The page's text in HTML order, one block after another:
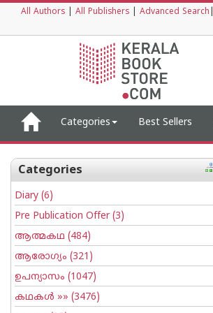
All Authors All Publishers Advanced Search
Categories Best Sellers
Categories
Diary (6)
Pre Publication Offer(3)
ആത്മകഥ (484)
ആരോഗ്യം (321)
ഉപന്യാസം (1047)
കഥകള്‍ »» (3476)